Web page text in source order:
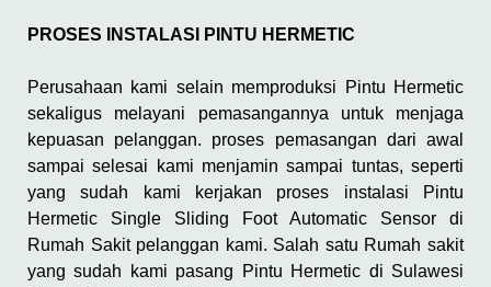
PROSES INSTALASI PINTU HERMETIC
Perusahaan kami selain memproduksi Pintu Hermetic
sekaligus melayani pemasangannya untuk menjaga
kepuasan pelanggan. proses pemasangan dari awal
sampai selesai kami menjamin sampai tuntas, seperti
yang sudah kami kerjakan proses instalasi Pintu
Hermetic Single Sliding Foot Automatic Sensor di
Rumah Sakit pelanggan kami. Salah satu Rumah sakit
yang sudah kami pasang Pintu Hermetic di Sulawesi